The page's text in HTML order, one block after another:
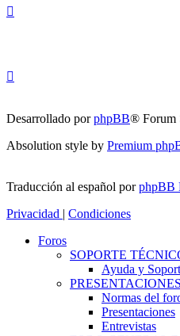
Desarrollado porphpBB® Forum
Absolution style by Premium
Traducción al español porphpBB
Privacidad | Condiciones
Foros
SOPORTE
Ayuda y
Normas del
Presentaciones
Entrevistas